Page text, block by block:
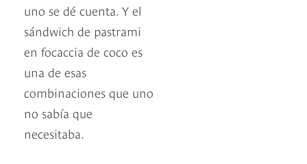
uno se dé cuenta. Y el
sándwich de pastrami
en focaccia de coco es
una de esas
combinaciones que uno
no sabía que
necesitaba.